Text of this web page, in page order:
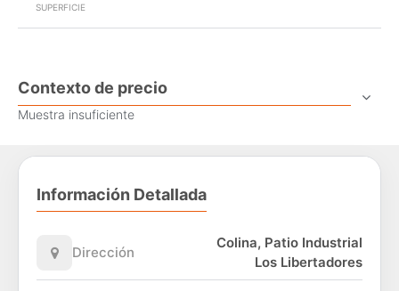
SUPERFICIE
Contexto de precio
Muestra insuficiente
Información Detallada
Dirección
Colina, Patio Industrial
Los Libertadores